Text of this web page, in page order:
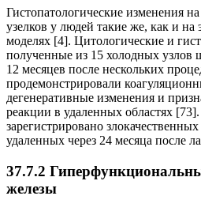
Гистопатологические изменения
узелков у людей такие же, как и на
моделях [4]. Цитологические и
полученные из 15 холодных узлов
12 месяцев после нескольких
продемонстрировали
дегенеративные изменения и
реакции в удаленных областях
зарегистрировано
удаленных через 24 месяца после
37.7.2
железы